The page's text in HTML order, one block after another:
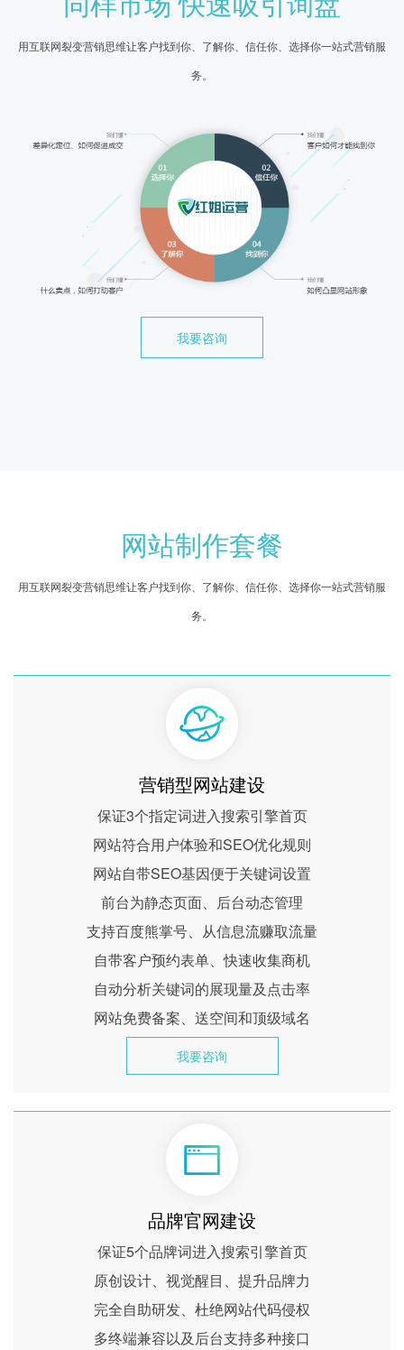
用互联网裂变营销思维让客户找到你、了解你、信任你、选择你一站式营销服
务。
我要咨询
网站制作套餐
用互联网裂变营销思维让客户找到你、了解你、信任你、选择你一站式营销服
务。
营销型网站建设
保证3个指定词进入搜索引擎首页
网站符合用户体验和SEO优化规则
网站自带SEO基因便于关键词设置
前台为静态页面、后台动态管理
支持百度熊掌号、从信息流赚取流量
自带客户预约表单、快速收集商机
自动分析关键词的展现量及点击率
网站免费备案、送空间和顶级域名
我要咨询
品牌官网建设
保证5个品牌词进入搜索引擎首页
原创设计、视觉醒目、提升品牌力
完全自助研发、杜绝网站代码侵权
多终端兼容以及后台支持多种接口